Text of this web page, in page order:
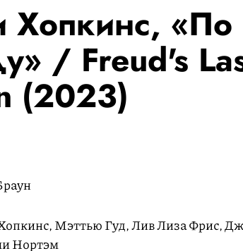
Хопкинс, «По
/ Freud's
(2023)
Мэттью Гуд, Лив Лиза Фрис,
Нортэм